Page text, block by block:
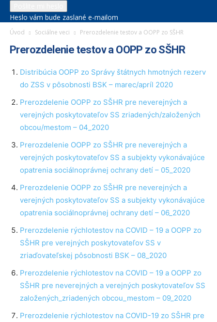
Heslo vám bude zaslané e-mailom
Úvod Sociálne veci Prerozdelenie testov a OOPP zo SŠHR
Prerozdelenie testov a OOPP zo SŠHR
Distribúcia OOPP zo Správy štátnych hmotných rezerv
do ZSS v pôsobnosti BSK – marec/apríl 2020
Prerozdelenie OOPP zo SŠHR pre neverejných a
verejných poskytovateľov SS zriadených/založených
obcou/mestom – 04_2020
Prerozdelenie OOPP zo SŠHR pre neverejných a
verejných poskytovateľov SS a subjekty vykonávajúce
opatrenia sociálnoprávnej ochrany detí – 05_2020
Prerozdelenie OOPP zo SŠHR pre neverejných a
verejných poskytovateľov SS a subjekty vykonávajúce
opatrenia sociálnoprávnej ochrany detí – 06_2020
Prerozdelenie rýchlotestov na COVID – 19 a OOPP zo
SŠHR pre verejných poskytovateľov SS v
zriaďovateľskej pôsobnosti BSK – 08_2020
Prerozdelenie rýchlotestov na COVID – 19 a OOPP zo
SŠHR pre neverejných a verejných poskytovateľov SS
založených_zriadených obcou_mestom – 09_2020
Prerozdelenie rýchlotestov na COVID-19 zo SŠHR pre